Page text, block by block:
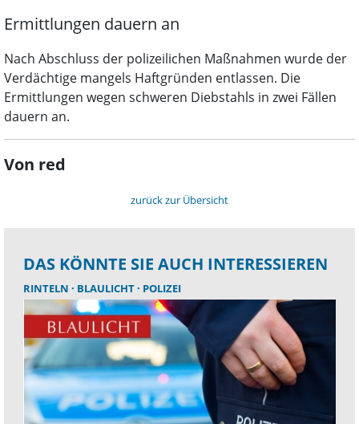
Ermittlungen dauern an
Nach Abschluss der polizeilichen Maßnahmen wurde der
Verdächtige mangels Haftgründen entlassen. Die
Ermittlungen wegen schweren Diebstahls in zwei Fällen
dauern an.
Von red
zurück zur Übersicht
DAS KÖNNTE SIE AUCH INTERESSIEREN
RINTELN BLAULICHT POLIZEI